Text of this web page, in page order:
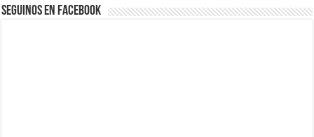
Seguinos en Facebook